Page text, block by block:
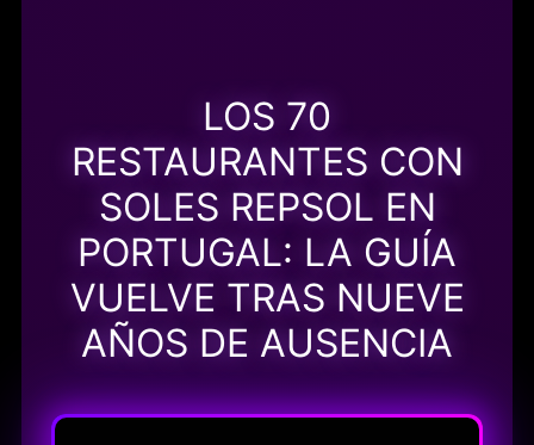
LOS 70
RESTAURANTES CON
SOLES REPSOL EN
PORTUGAL: LA GUÍA
VUELVE TRAS NUEVE
AÑOS DE AUSENCIA